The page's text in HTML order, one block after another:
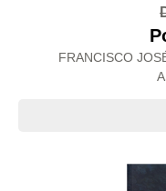
FRANCISCO